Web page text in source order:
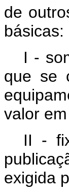
de
básicas:
I -
que se
valor
II -
exigida